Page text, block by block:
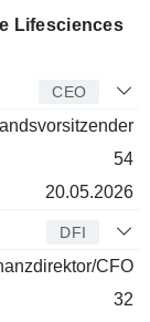
Lifesciences
CEO
54
20.05.2026
DFI
CFO
32